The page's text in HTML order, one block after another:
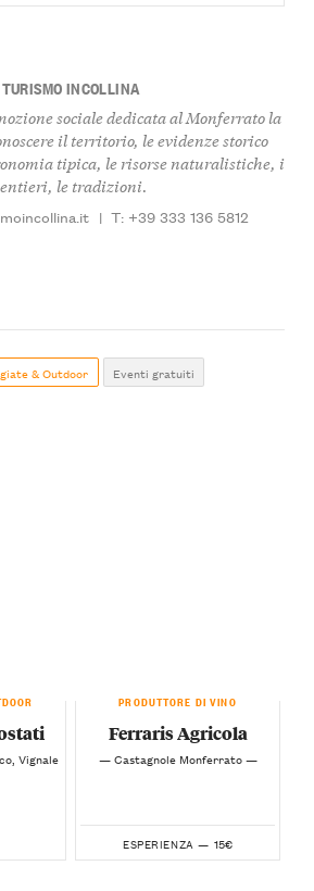
TURISMO INCOLLINA
sociale dedicata al Monferrato la
il territorio, le evidenze storico
tipica, le risorse naturalistiche, i
le tradizioni.
| T: +39 333 136 5812
& Outdoor Eventi gratuiti
Vignale
PRODUTTORE DI VINO
Ferraris Agricola
— Castagnole Monferrato —
ESPERIENZA — 15€